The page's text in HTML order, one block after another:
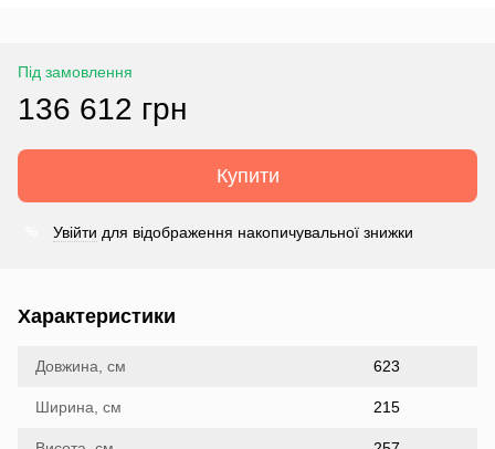
Під замовлення
136 612 грн
Купити
Увійти для відображення накопичувальної знижки
Характеристики
Довжина, см 623
Ширина, см 215